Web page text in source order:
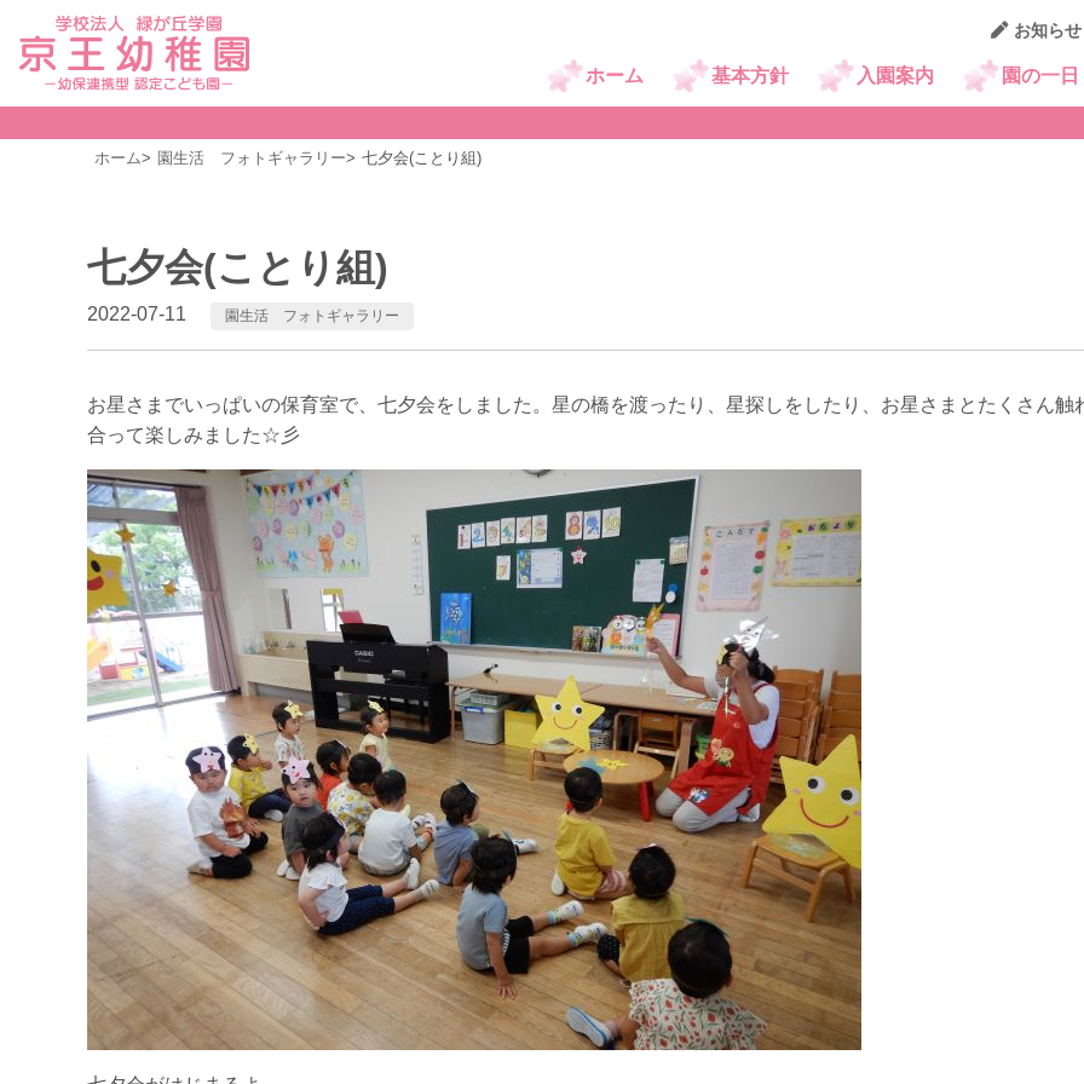
お知らせ
ホーム 基本方針 入園案内 園の一日
園生活 フォトギャラリー
ホーム 園生活 フォトギャラリー 七夕会(ことり組)
七夕会(ことり組)
2022-07-11 園生活 フォトギャラリー
お星さまでいっぱいの保育室で、七夕会をしました。星の橋を渡ったり、星探しをしたり、お星さまとたくさん触
合って楽しみました☆彡